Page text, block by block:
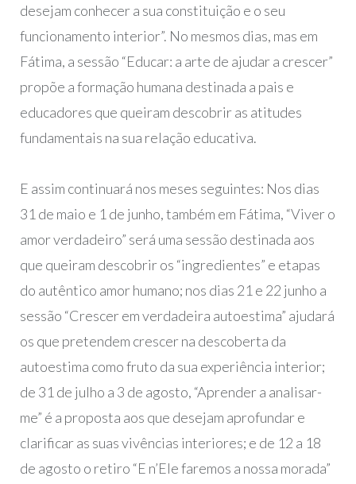
desejam conhecer a sua constituição e o seu
funcionamento interior”. No mesmos dias, mas em
Fátima, a sessão “Educar: a arte de ajudar a crescer”
propõe a formação humana destinada a pais e
educadores que queiram descobrir as atitudes
fundamentais na sua relação educativa.
E assim continuará nos meses seguintes: Nos dias
31 de maio e 1 de junho, também em Fátima, “Viver o
amor verdadeiro” será uma sessão destinada aos
que queiram descobrir os “ingredientes” e etapas
do autêntico amor humano; nos dias 21 e 22 junho a
sessão “Crescer em verdadeira autoestima” ajudará
os que pretendem crescer na descoberta da
autoestima como fruto da sua experiência interior;
de 31 de julho a 3 de agosto, “Aprender a analisar-
me” é a proposta aos que desejam aprofundar e
clarificar as suas vivências interiores; e de 12 a 18
de agosto o retiro “E n’Ele faremos a nossa morada”